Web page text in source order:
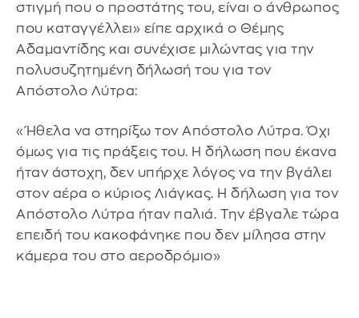
στιγμή που ο προστάτης του, είναι ο άνθρωπος
που καταγγέλλει» είπε αρχικά ο Θέμης
Αδαμαντίδης και συνέχισε μιλώντας για την
πολυσυζητημένη δήλωσή του για τον
Απόστολο Λύτρα:
«Ήθελα να στηρίξω τον Απόστολο Λύτρα. Όχι
όμως για τις πράξεις του. Η δήλωση που έκανα
ήταν άστοχη, δεν υπήρχε λόγος να την βγάλει
στον αέρα ο κύριος Λιάγκας. Η δήλωση για τον
Απόστολο Λύτρα ήταν παλιά. Την έβγαλε τώρα
επειδή του κακοφάνηκε που δεν μίλησα στην
κάμερα του στο αεροδρόμιο»